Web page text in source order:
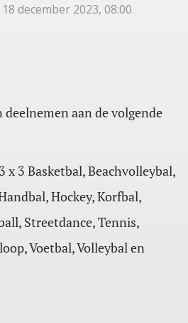
18 december 2023, 08:00
aan de volgende
3 Basketbal, Beachvolleybal,
Hockey, Korfbal,
Streetdance, Tennis,
Voetbal, Volleybal en